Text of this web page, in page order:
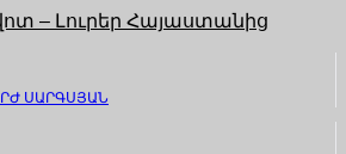
– Լուրեր Հայաստանից
ՍԱՐԳՍՅԱՆ